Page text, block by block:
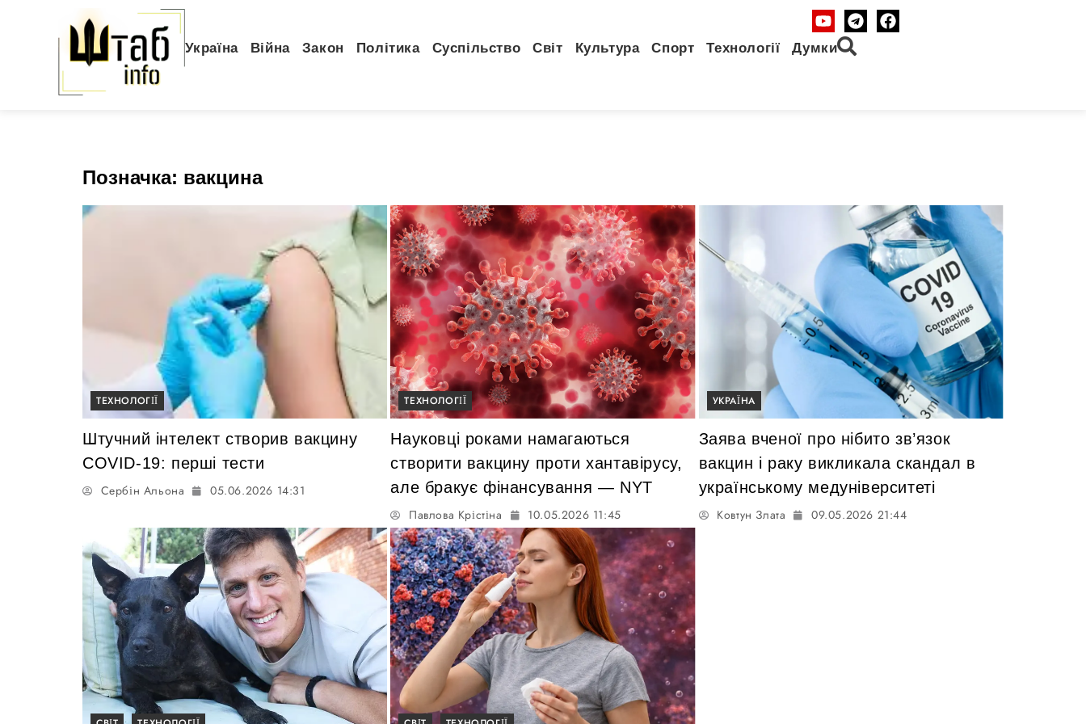
Україна Війна Закон Політика Суспільство Світ Культура Спорт Технології Думки
Позначка: вакцина
ТЕХНОЛОГІЇ
Штучний інтелект створив вакцину
COVID-19: перші тести
Сербін Альона 05.06.2026 14:31
ТЕХНОЛОГІЇ
Науковці роками намагаються
створити вакцину проти хантавірусу,
але бракує фінансування — NYT
Павлова Крістіна 10.05.2026 11:45
УКРАЇНА
Заява вченої про нібито зв’язок
вакцин і раку викликала скандал в
українському медуніверситеті
Ковтун Злата 09.05.2026 21:44